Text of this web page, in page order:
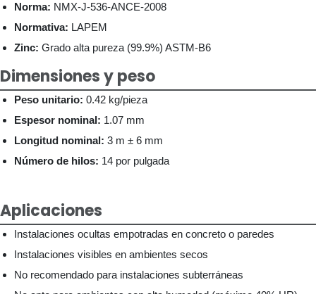
Norma: NMX-J-536-ANCE-2008
Normativa: LAPEM
Zinc: Grado alta pureza (99.9%) ASTM-B6
Dimensiones y peso
Peso unitario: 0.42 kg/pieza
Espesor nominal: 1.07 mm
Longitud nominal: 3 m ± 6 mm
Número de hilos: 14 por pulgada
Aplicaciones
Instalaciones ocultas empotradas en concreto o paredes
Instalaciones visibles en ambientes secos
No recomendado para instalaciones subterráneas